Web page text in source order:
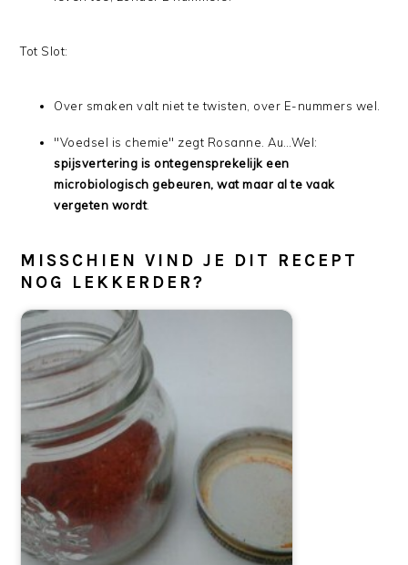
Tot Slot:
Over smaken valt niet te twisten, over E-nummers wel.
"Voedsel is chemie" zegt Rosanne. Au…Wel:
spijsvertering is ontegensprekelijk een
microbiologisch gebeuren, wat maar al te vaak
vergeten wordt.
MISSCHIEN VIND JE DIT RECEPT
NOG LEKKERDER?